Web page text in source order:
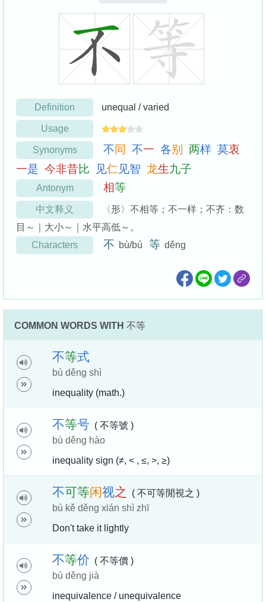
Definition unequal / varied
Usage
Synonyms 不同 不一 各别 两样 莫衷
一是 今非昔比 见仁 见智 龙生九子
Antonym 相等
中文释义
〈形〉不相等；不一样；不齐：数
目～｜大小～｜水平高低～。
Characters
不 bù/bú 等 děng
COMMON WORDS WITH 不等
不等式
bù děng shì
inequality (math.)
不等号 ( 不等號 )
bù děng hào
inequality sign (≠, < , ≤, >, ≥)
不可等闲视之
( 不可等閒視之 )
bù kě děng xián shì zhī
Don't take it lightly
不等价 ( 不等價 )
bù děng jià
inequivalence / unequivalence